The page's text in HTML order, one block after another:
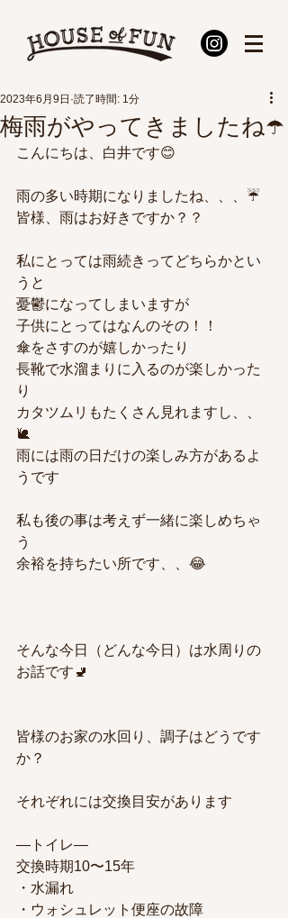
梅雨がやってきましたね☂️
2023年6月9日 読了時間: 1分
こんにちは、白井です😊
雨の多い時期になりましたね、、、☔️
皆様、雨はお好きですか？？
私にとっては雨続きってどちらかとい
うと
憂鬱になってしまいますが
子供にとってはなんのその！！
傘をさすのが嬉しかったり
長靴で水溜まりに入るのが楽しかった
り
カタツムリもたくさん見れますし、、
🐌
雨には雨の日だけの楽しみ方があるよ
うです
私も後の事は考えず一緒に楽しめちゃ
う
余裕を持ちたい所です、、😂
そんな今日（どんな今日）は水周りの
お話です🚽
皆様のお家の水回り、調子はどうです
か？
それぞれには交換目安があります
—トイレ—
交換時期10〜15年
・水漏れ
・ウォシュレット便座の故障